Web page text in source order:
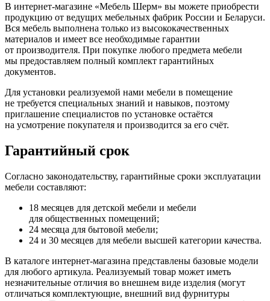
В интернет-магазине «Мебель Шерм» вы можете приобрести
продукцию от ведущих мебельных фабрик России и Беларуси.
Вся мебель выполнена только из высококачественных
материалов и имеет все необходимые гарантии
от производителя. При покупке любого предмета мебели
мы предоставляем полный комплект гарантийных
документов.
Для установки реализуемой нами мебели в помещение
не требуется специальных знаний и навыков, поэтому
приглашение специалистов по установке остаётся
на усмотрение покупателя и производится за его счёт.
Гарантийный срок
Согласно законодательству, гарантийные сроки эксплуатации
мебели составляют:
18 месяцев для детской мебели и мебели
для общественных помещений;
24 месяца для бытовой мебели;
24 и 30 месяцев для мебели высшей категории качества.
В каталоге интернет-магазина представлены базовые модели
для любого артикула. Реализуемый товар может иметь
незначительные отличия во внешнем виде изделия (могут
отличаться комплектующие, внешний вид фурнитуры